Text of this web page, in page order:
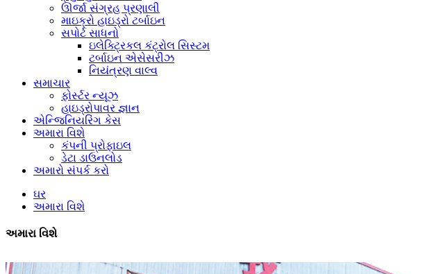
ઊર્જા સંગ્રહ પ્રણાલી
માઇક્રો હાઇડ્રો ટર્બાઇન
સપોર્ટ સાધનો
ઇલેક્ટ્રિકલ કંટ્રોલ સિસ્ટમ
ટર્બાઇન એસેસરીઝ
નિયંત્રણ વાલ્વ
સમાચાર
ફોર્સ્ટર ન્યૂઝ
હાઇડ્રોપાવર જ્ઞાન
એન્જિનિયરિંગ કેસ
અમારા વિશે
કંપની પ્રોફાઇલ
ડેટા ડાઉનલોડ
અમારો સંપર્ક કરો
ઘર
અમારા વિશે
અમારા વિશે